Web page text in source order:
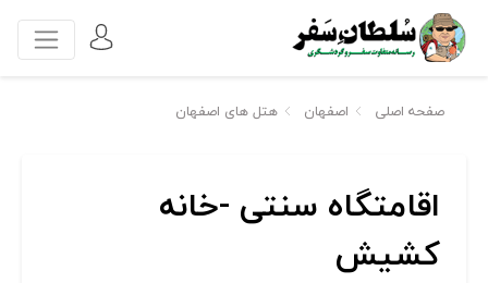
صفحه اصلی اصفهان هتل های اصفهان
اقامتگاه سنتی -خانه
کشیش